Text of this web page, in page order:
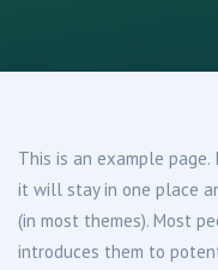
This is an example
it will stay in one place
(in most themes). Most
introduces them to